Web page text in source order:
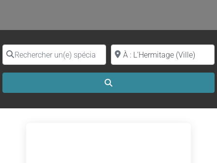
Rechercher un(e) spécialiste par nomProche de (ville ou région)